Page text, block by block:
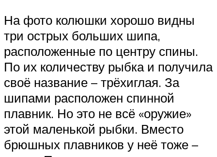
На фото колюшки хорошо видны
три острых больших шипа,
расположенные по центру спины.
По их количеству рыбка и получила
своё название – трёхиглая. За
шипами расположен спинной
плавник. Но это не всё «оружие»
этой маленькой рыбки. Вместо
брюшных плавников у неё тоже –